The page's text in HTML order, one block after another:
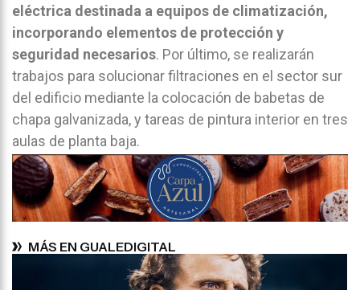
eléctrica destinada a equipos de climatización,
incorporando elementos de protección y
seguridad necesarios. Por último, se realizarán
trabajos para solucionar filtraciones en el sector sur
del edificio mediante la colocación de babetas de
chapa galvanizada, y tareas de pintura interior en tres
aulas de planta baja.
MÁS EN GUALEDIGITAL